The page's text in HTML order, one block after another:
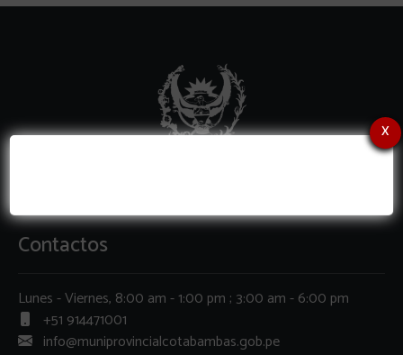
x
Contactos
Lunes - Viernes, 8:00 am - 1:00 pm ; 3:00 am - 6:00 pm
+51 914471001
info@muniprovincialcotabambas.gob.pe